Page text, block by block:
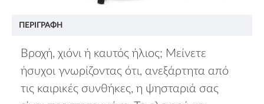
ΠΕΡΙΓΡΑΦΉ
Βροχή, χιόνι ή καυτός ήλιος; Μείνετε
ήσυχοι γνωρίζοντας ότι, ανεξάρτητα από
τις καιρικές συνθήκες, η ψησταριά σας